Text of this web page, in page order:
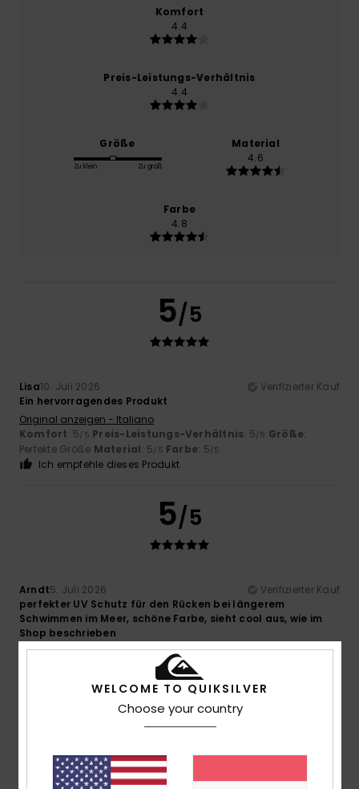
Komfort
4.4
Preis-Leistungs-Verhältnis
4.4
Größe
Zu klein Zu groß
Material
4.6
Farbe
4.8
5/5
Lisa10. Juli 2026
Verifizierter Kauf
Ein hervorragendes Produkt
Original anzeigen - Italiano
Komfort: 5/5 Preis-Leistungs-Verhältnis: 5/5 Größe:
Perfekte Größe Material: 5/5 Farbe: 5/5
Ich empfehle dieses Produkt
5/5
Arndt5. Juli 2026
Verifizierter Kauf
perfekter UV Schutz für den Rücken bei längerem
Schwimmen im Meer, schöne Farbe, sieht cool aus, wie im
Shop beschrieben
Komfort: 5/5 Preis-Leistungs-Verhältnis: 5/5 Größe:
/5 Farbe
Ich empfehle dieses Produkt
5/5
WELCOME TO QUIKSILVER
Choose your country